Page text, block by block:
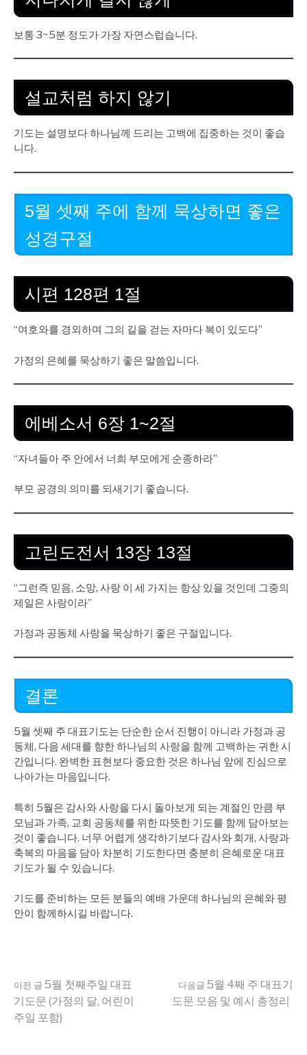
보통 3~5분 정도가 가장 자연스럽습니다.
설교처럼 하지 않기
기도는 설명보다 하나님께 드리는 고백에 집중하는 것이 좋습
니다.
5월 셋째 주에 함께 묵상하면 좋은
성경구절
시편 128편 1절
“여호와를 경외하며 그의 길을 걷는 자마다 복이 있도다”
가정의 은혜를 묵상하기 좋은 말씀입니다.
에베소서 6장 1~2절
“자녀들아 주 안에서 너희 부모에게 순종하라”
부모 공경의 의미를 되새기기 좋습니다.
고린도전서 13장 13절
“그런즉 믿음, 소망, 사랑 이 세 가지는 항상 있을 것인데 그중의
제일은 사랑이라”
가정과 공동체 사랑을 묵상하기 좋은 구절입니다.
결론
5월 셋째 주 대표기도는 단순한 순서 진행이 아니라 가정과 공
동체, 다음 세대를 향한 하나님의 사랑을 함께 고백하는 귀한 시
간입니다. 완벽한 표현보다 중요한 것은 하나님 앞에 진심으로
나아가는 마음입니다.
특히 5월은 감사와 사랑을 다시 돌아보게 되는 계절인 만큼 부
모님과 가족, 교회 공동체를 위한 따뜻한 기도를 함께 담아보는
것이 좋습니다. 너무 어렵게 생각하기보다 감사와 회개, 사랑과
축복의 마음을 담아 차분히 기도한다면 충분히 은혜로운 대표
기도가 될 수 있습니다.
기도를 준비하는 모든 분들의 예배 가운데 하나님의 은혜와 평
안이 함께하시길 바랍니다.
더
이전 글 5월 첫째주일 대표
기도문 (가정의 달, 어린이
주일 포함)
다음글 5월 4째 주 대표기
도문 모음 및 예시 총정리